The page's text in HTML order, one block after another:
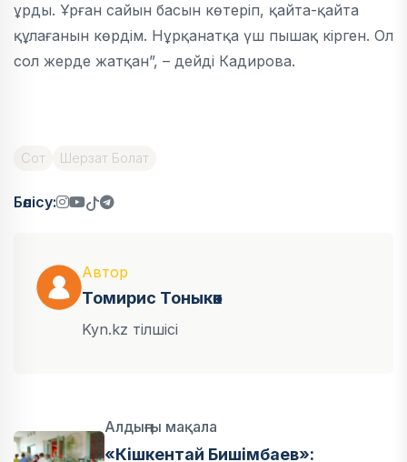
ұрды. Ұрған сайын басын көтеріп, қайта-қайта
құлағанын көрдім. Нұрқанатқа үш пышақ кірген. Ол
сол жерде жатқан”, – дейді Кадирова.
Сот Шерзат Болат
Бөлісу:
Автор
Томирис Тоныкөк
Kyn.kz тілшісі
Алдыңғы мақала
«Кішкентай Бишімбаев»: